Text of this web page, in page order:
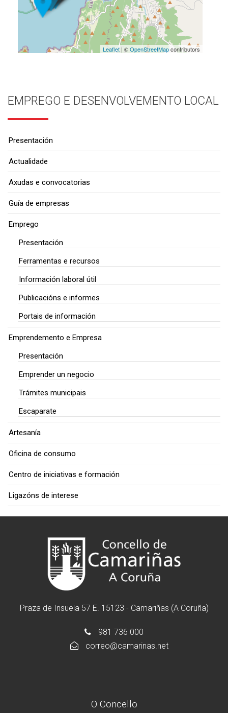
Leaflet| ©OpenStreetMapcontributors
EMPREGO E DESENVOLVEMENTO LOCAL
Presentación
Actualidade
Axudas e convocatorias
Guía de empresas
Emprego
Presentación
Ferramentas e recursos
Información laboral útil
Publicacións e informes
Portais de información
Emprendemento e Empresa
Presentación
Emprender un negocio
Trámites municipais
Escaparate
Artesanía
Oficina de consumo
Centro de iniciativas e formación
Ligazóns de interese
Praza de Insuela 57 E. 15123 - Camariñas (A Coruña)
981 736 000
correo@camarinas.net
O Concello